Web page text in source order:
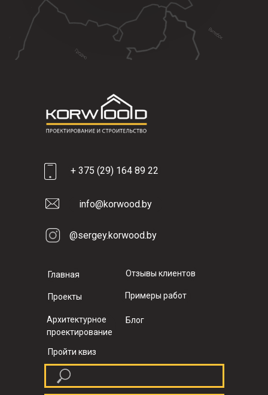
Главная
Проекты
Отзывы клиентов
Примеры работ
+ 375 (29) 164 89 22
info@korwood.by
@sergey.korwood.by
Архитектурное
проектирование
Пройти квиз
Блог